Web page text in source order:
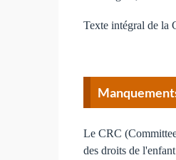
Texte intégral de la
Le CRC
des droits de